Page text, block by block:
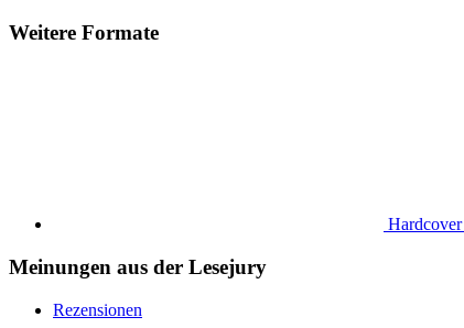
Weitere Formate
Hardcover
Meinungen aus der Lesejury
Rezensionen